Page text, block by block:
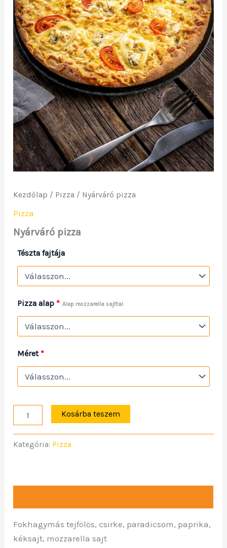
Kezdőlap / Pizza / Nyárváró pizza
Pizza
Nyárváró pizza
Tészta fajtája
Pizza alap * Alap mozzarella sajttal
Méret*
Kosárba teszem
Kategória: Pizza
Fokhagymás tejfölös, csirke, paradicsom, paprika,
kéksajt, mozzarella sajt